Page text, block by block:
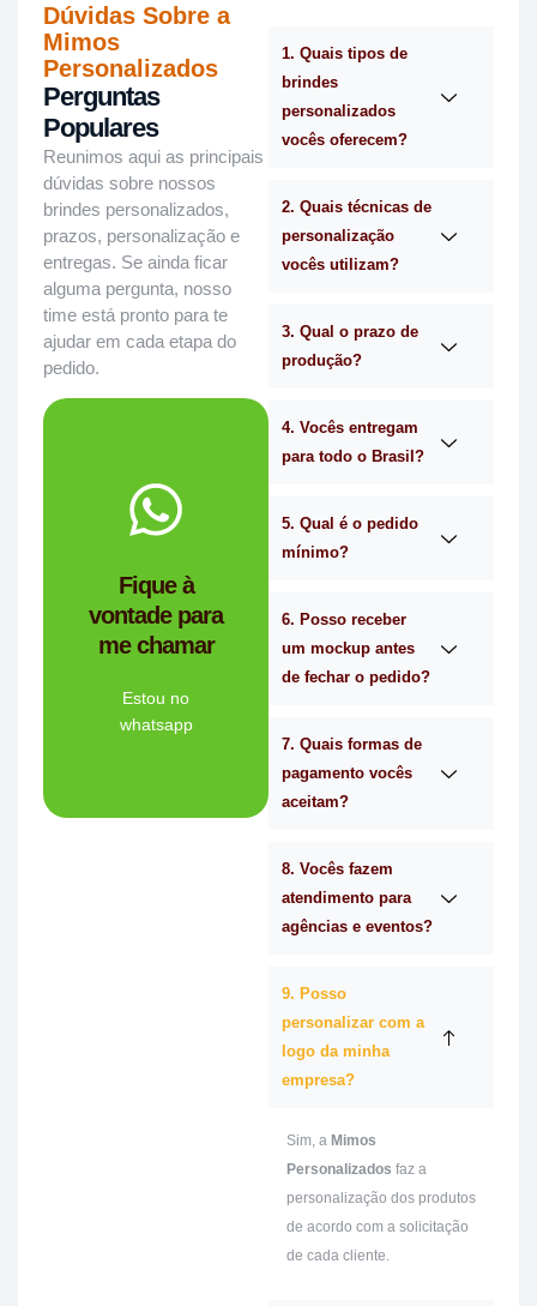
Dúvidas Sobre a
Mimos
Personalizados
Perguntas
Populares
Reunimos aqui as principais
dúvidas sobre nossos
brindes personalizados,
prazos, personalização e
entregas. Se ainda ficar
alguma pergunta, nosso
time está pronto para te
ajudar em cada etapa do
pedido.
Fique à
vontade para
me chamar
Estou no
whatsapp
Tem dúvidas se a
Personalizado é a
empresa de
brindes certa para
Me chama
no
1. Quais tipos de
brindes
personalizados
vocês oferecem?
2. Quais técnicas de
personalização
vocês utilizam?
3. Qual o prazo de
produção?
4. Vocês entregam
para todo o Brasil?
5. Qual é o pedido
mínimo?
6. Posso receber
um mockup antes
de fechar o pedido?
7. Quais formas de
pagamento vocês
aceitam?
8. Vocês fazem
atendimento para
agências e eventos?
9. Posso
personalizar com a
logo da minha
empresa?
Sim, a Mimos
Personalizados faz a
personalização dos produtos
de acordo com a solicitação
de cada cliente.